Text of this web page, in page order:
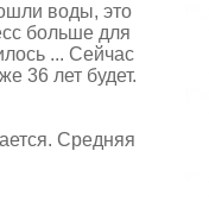
воды, это
больше для
... Сейчас
36 лет будет.
Средняя